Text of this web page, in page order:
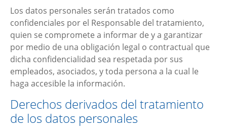
Los datos personales serán tratados como
confidenciales por el Responsable del tratamiento,
quien se compromete a informar de y a garantizar
por medio de una obligación legal o contractual que
dicha confidencialidad sea respetada por sus
empleados, asociados, y toda persona a la cual le
haga accesible la información.
Derechos derivados del tratamiento
de los datos personales